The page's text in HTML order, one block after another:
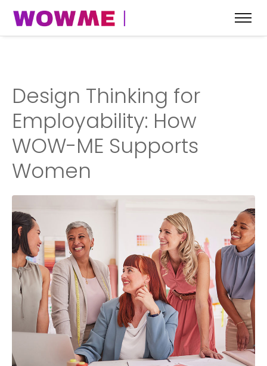
Design Thinking for
Employability: How
WOW-ME Supports
Women